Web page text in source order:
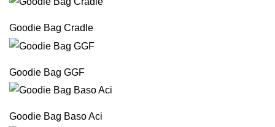
Goodie Bag Cradle
Goodie Bag GGF
Goodie Bag Baso Aci